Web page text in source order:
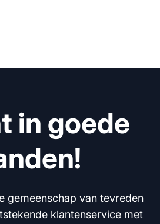
in goede
gemeenschap van tevreden
klantenservice met